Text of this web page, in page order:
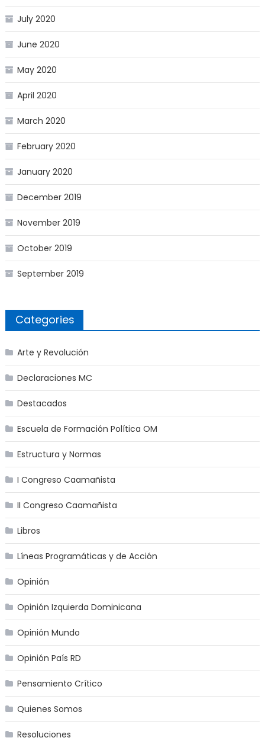
July 2020
June 2020
May 2020
April 2020
March 2020
February 2020
January 2020
December 2019
November 2019
October 2019
September 2019
Categories
Arte y Revolución
Declaraciones MC
Destacados
Escuela de Formación Política OM
Estructura y Normas
I Congreso Caamañista
II Congreso Caamañista
Libros
Líneas Programáticas y de Acción
Opinión
Opinión Izquierda Dominicana
Opinión Mundo
Opinión País RD
Pensamiento Crítico
Quienes Somos
Resoluciones